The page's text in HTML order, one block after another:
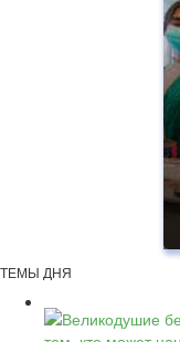
ТЕМЫ ДНЯ